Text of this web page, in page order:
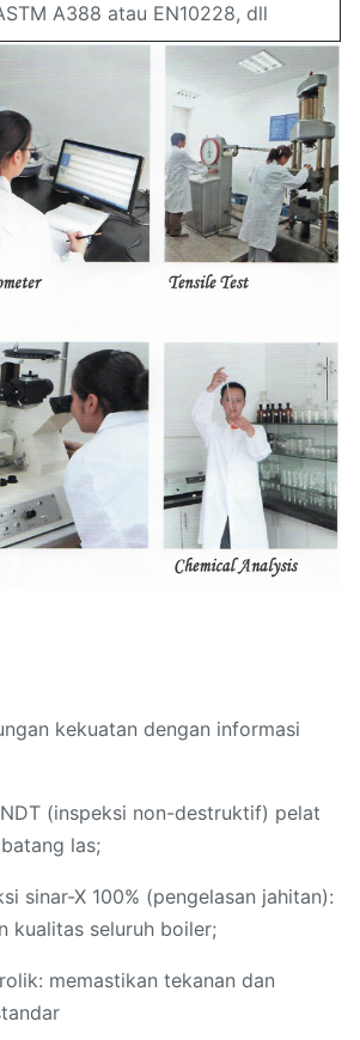
A388 atau EN10228, dll
kekuatan dengan informasi
(inspeksi non-destruktif) pelat
las;
sinar-X 100% (pengelasan jahitan):
kualitas seluruh boiler;
memastikan tekanan dan